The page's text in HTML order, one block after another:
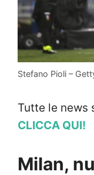
Stefano Pioli –
Tutte le news
CLICCA QUI!
Milan,